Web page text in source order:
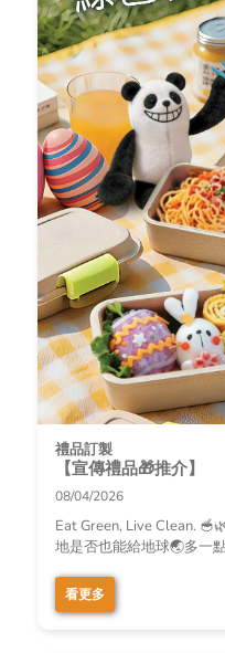
禮品訂製
【宣傳禮品🎁推介】
08/04/2026
Eat Green, Live Clean.
地是否也能給地球🌏多一
看更多